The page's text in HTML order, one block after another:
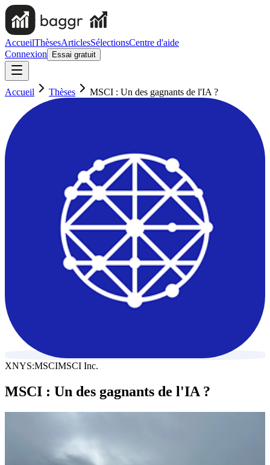
AccueilThèsesArticlesSélectionsCentre d'aide
Connexion
Essai gratuit
Accueil Thèses MSCI : Un des gagnants de l'IA ?
XNYS:MSCIMSCI Inc.
MSCI : Un des gagnants de l'IA ?